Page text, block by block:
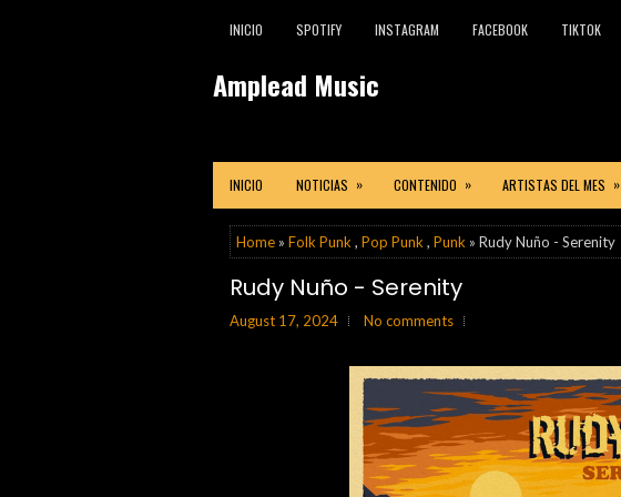
INICIO SPOTIFY INSTAGRAM FACEBOOK TIKTOK
Amplead Music
INICIO NOTICIAS » CONTENIDO » ARTISTAS DEL MES »
Home » Folk Punk , Pop Punk , Punk » Rudy Nuño - Serenity
Rudy Nuño - Serenity
August 17, 2024 No comments